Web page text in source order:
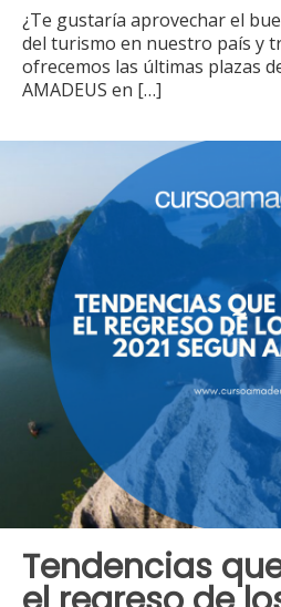
¿Te gustaría aprovechar el
del turismo en nuestro país y
ofrecemos las últimas plazas
AMADEUS en […]
Tendencias